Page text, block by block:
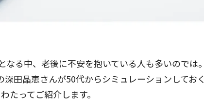
なる中、老後に不安を抱いている人も多いのでは。
田晶恵さんが50代からシミュレーションしておく
たってご紹介します。